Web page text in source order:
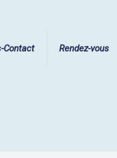
Contact Rendez-vous